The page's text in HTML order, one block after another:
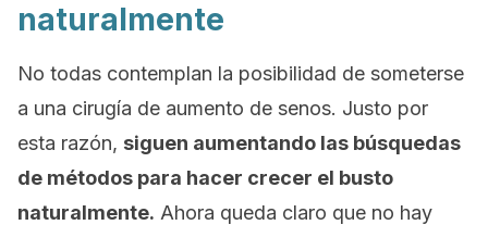
naturalmente
No todas contemplan la posibilidad de someterse
a una cirugía de aumento de senos. Justo por
esta razón, siguen aumentando las búsquedas
de métodos para hacer crecer el busto
naturalmente. Ahora queda claro que no hay